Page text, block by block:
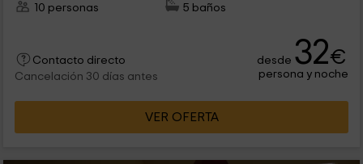
10 personas
5 baños
Contacto directo
Cancelación 30 días antes
desde 32€
persona y noche
VER OFERTA